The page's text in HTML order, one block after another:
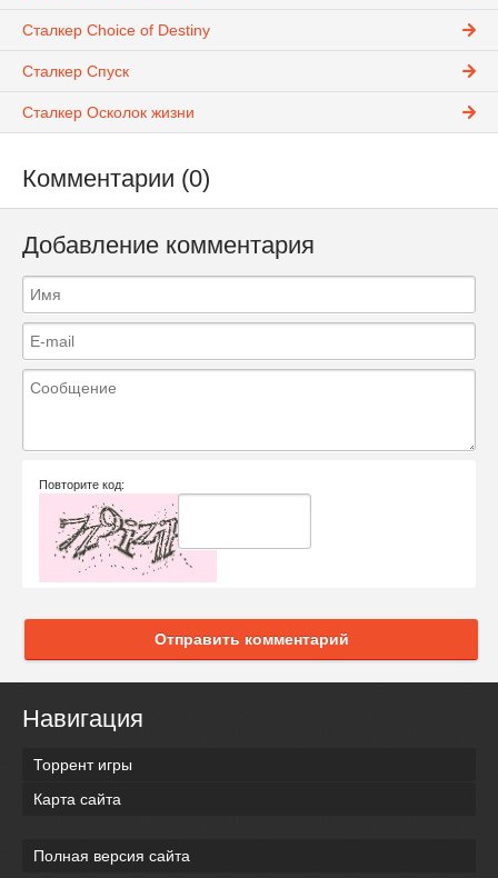
Сталкер Choice of Destiny
Сталкер Спуск
Сталкер Осколок жизни
Комментарии (0)
Добавление комментария
Повторите код:
Отправить комментарий
Навигация
Торрент игры
Карта сайта
Полная версия сайта